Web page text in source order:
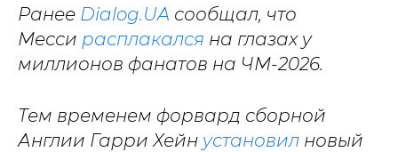
Ранее Dialog.UA сообщал, что
Месси расплакался на глазах у
миллионов фанатов на ЧМ-2026.
Тем временем форвард сборной
Англии Гарри Хейн установил новый